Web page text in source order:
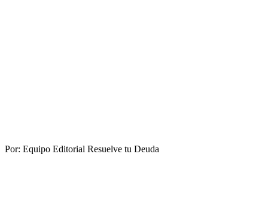
Por: Equipo Editorial Resuelve tu Deuda